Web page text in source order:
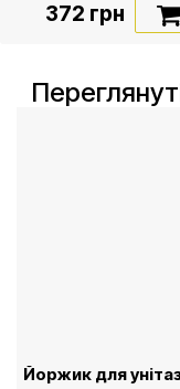
372 грн
Йоржик для